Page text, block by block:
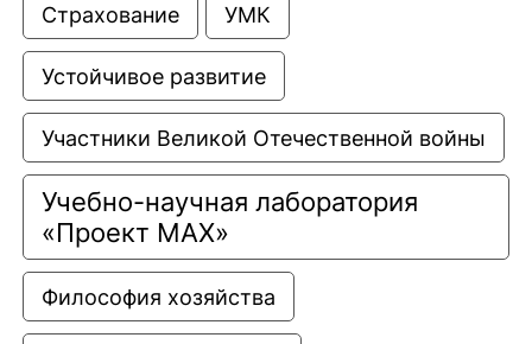
Страхование УМК
Устойчивое развитие
Участники Великой Отечественной войны
Учебно-научная лаборатория
«Проект МАХ»
Философия хозяйства